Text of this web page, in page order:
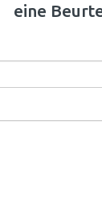
eine